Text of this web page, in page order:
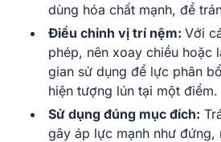
dùng hóa chất mạnh, để
Điều chỉnh vị trí nệm: Với
phép, nên xoay chiều hoặc
gian sử dụng để lực phân
hiện tượng lún tại một điểm.
Sử dụng đúng mục đích:
gây áp lực mạnh như đứng,